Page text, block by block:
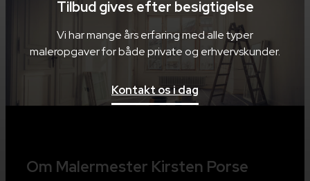
Tilbud gives efter besigtigelse
Vi har mange års erfaring med alle typer
maleropgaver for både private og erhvervskunder.
Kontakt os i dag
Om Malermester Kirsten Porse